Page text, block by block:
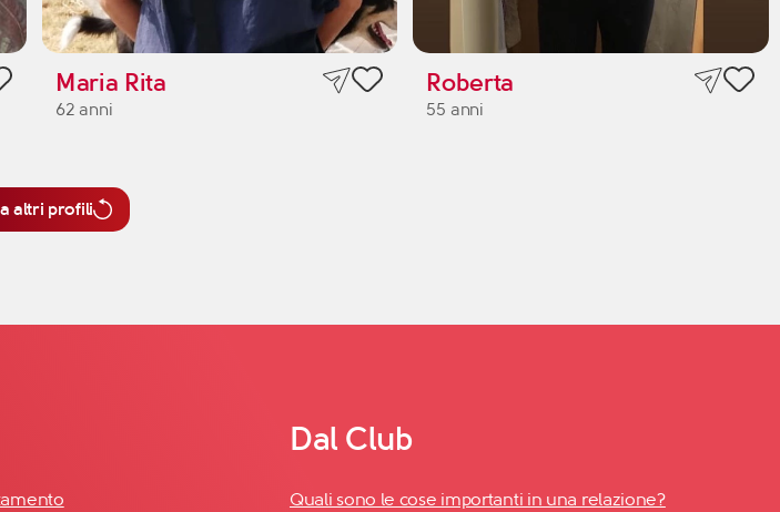
Maria Rita
62 anni
Roberta
55 anni
altri profili
Dal Club
Quali sono le cose importanti in una relazione?